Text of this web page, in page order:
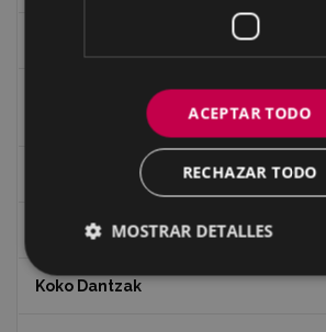
Ignacio Zuloaga (1870-2020)
Ignacio Zuloaga, cuadros del autor
Indalecio Ojanguren Diputación de
Juan Antonio Palacios HARRIA
Koko Dantzak
ACEPTAR TODO
RECHAZAR TODO
MOSTRAR DETALLES